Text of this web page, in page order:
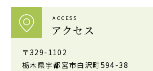
ACCESS
アクセス
〒329-1102
栃木県宇都宮市白沢町594-38